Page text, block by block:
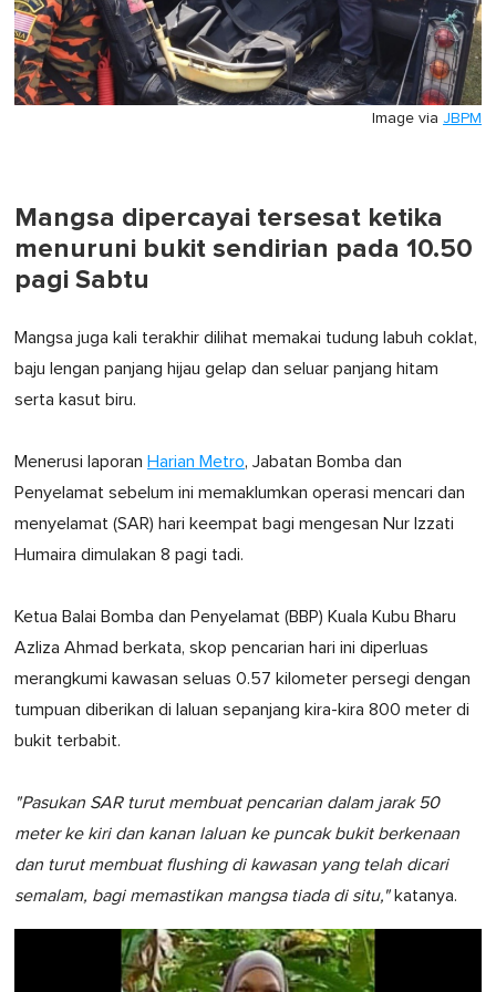
Image via JBPM
Mangsa dipercayai tersesat ketika
menuruni bukit sendirian pada 10.50
pagi Sabtu
Mangsa juga kali terakhir dilihat memakai tudung labuh coklat,
baju lengan panjang hijau gelap dan seluar panjang hitam
serta kasut biru.
Menerusi laporan Harian Metro, Jabatan Bomba dan
Penyelamat sebelum ini memaklumkan operasi mencari dan
menyelamat (SAR) hari keempat bagi mengesan Nur Izzati
Humaira dimulakan 8 pagi tadi.
Ketua Balai Bomba dan Penyelamat (BBP) Kuala Kubu Bharu
Azliza Ahmad berkata, skop pencarian hari ini diperluas
merangkumi kawasan seluas 0.57 kilometer persegi dengan
tumpuan diberikan di laluan sepanjang kira-kira 800 meter di
bukit terbabit.
"Pasukan SAR turut membuat pencarian dalam jarak 50
meter ke kiri dan kanan laluan ke puncak bukit berkenaan
dan turut membuat flushing di kawasan yang telah dicari
semalam, bagi memastikan mangsa tiada di situ,"katanya.